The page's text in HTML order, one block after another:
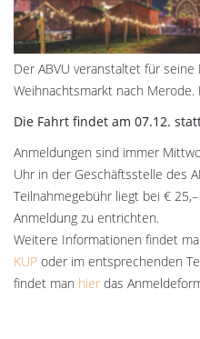
Der ABVU veranstaltet für
Weihnachtsmarkt nach Merode.
Die Fahrt findet am 07.12.
Anmeldungen sind immer
Uhr in der Geschäftsstelle des
Teilnahmegebühr liegt bei €
Anmeldung zu entrichten.
Weitere Informationen findet
KUP oder im entsprechenden
findet man hier das